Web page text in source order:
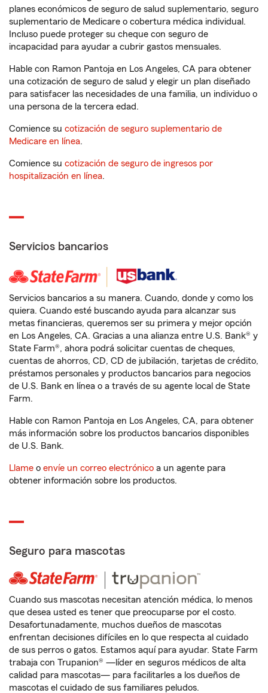
planes económicos de seguro de salud suplementario, seguro
suplementario de Medicare o cobertura médica individual.
Incluso puede proteger su cheque con seguro de
incapacidad para ayudar a cubrir gastos mensuales.
Hable con Ramon Pantoja en Los Angeles, CA para obtener
una cotización de seguro de salud y elegir un plan diseñado
para satisfacer las necesidades de una familia, un individuo o
una persona de la tercera edad.
Comience su cotización de seguro suplementario de
Medicare en línea.
Comience su cotización de seguro de ingresos por
hospitalización en línea.
Servicios bancarios
Servicios bancarios a su manera. Cuando, donde y como los
quiera. Cuando esté buscando ayuda para alcanzar sus
metas financieras, queremos ser su primera y mejor opción
en Los Angeles, CA. Gracias a una alianza entre U.S. Bank® y
State Farm®, ahora podrá solicitar cuentas de cheques,
cuentas de ahorros, CD, CD de jubilación, tarjetas de crédito,
préstamos personales y productos bancarios para negocios
de U.S. Bank en línea o a través de su agente local de State
Farm.
Hable con Ramon Pantoja en Los Angeles, CA, para obtener
más información sobre los productos bancarios disponibles
de U.S. Bank.
Llame o envíe un correo electrónico a un agente para
obtener información sobre los productos.
Seguro para mascotas
Cuando sus mascotas necesitan atención médica, lo menos
que desea usted es tener que preocuparse por el costo.
Desafortunadamente, muchos dueños de mascotas
enfrentan decisiones difíciles en lo que respecta al cuidado
de sus perros o gatos. Estamos aquí para ayudar. State Farm
trabaja con Trupanion® —líder en seguros médicos de alta
calidad para mascotas— para facilitarles a los dueños de
mascotas el cuidado de sus familiares peludos.